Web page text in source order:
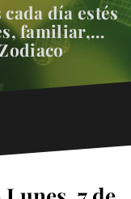
día estés
familiar,…